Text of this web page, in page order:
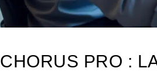
CHORUS PRO :